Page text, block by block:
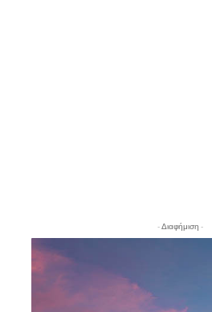
- Διαφήμιση -